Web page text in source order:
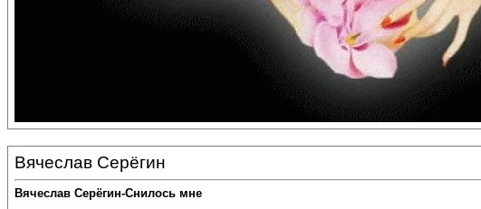
Вячеслав Серёгин
Вячеслав Серёгин-Снилось мне